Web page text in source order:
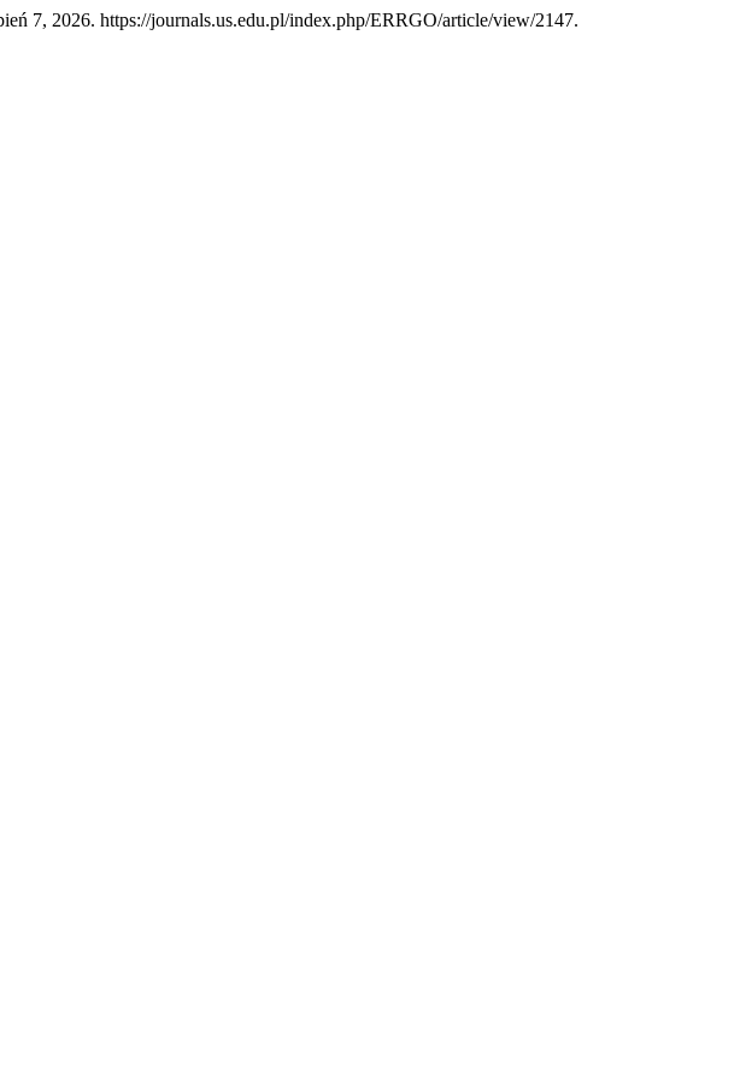
7, 2026. https://journals.us.edu.pl/index.php/ERRGO/article/view/2147.